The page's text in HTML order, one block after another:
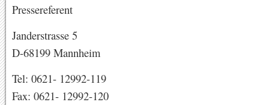
Pressereferent
Janderstrasse 5
D-68199 Mannheim
Tel: 0621- 12992-119
Fax: 0621- 12992-120